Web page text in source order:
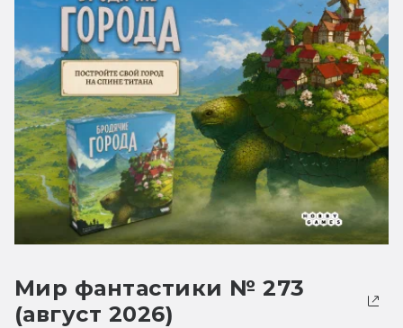
Мир фантастики № 273
(август 2026)